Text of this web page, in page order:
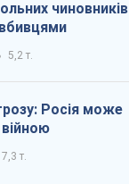
чиновників
5,2 т.
Росія може
7,3 т.